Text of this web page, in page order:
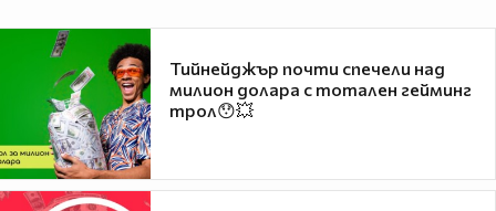
Тийнейджър почти спечели над
милион долара с тотален гейминг
трол😯💥